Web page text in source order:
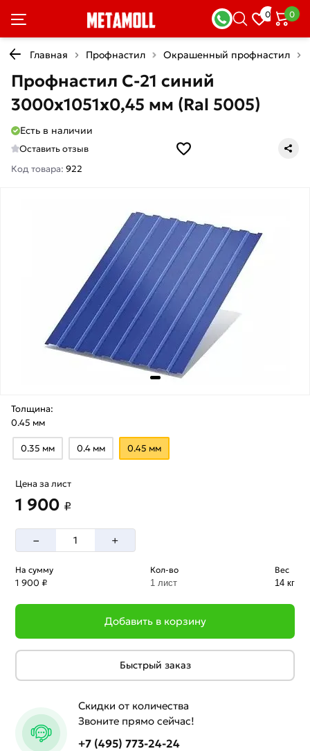
0 0
Главная Профнастил Окрашенный профнастил
Профнастил С-21 синий
3000х1051х0,45 мм (Ral 5005)
Есть в наличии
Оставить отзыв
Код товара: 922
Толщина:
0.45 мм
0.35 мм 0.4 мм 0.45 мм
Цена за лист
1 900 ₽
– +
На сумму
1 900 ₽
Кол-во
1 лист
Вес
14 кг
Добавить в корзину
Быстрый заказ
Скидки от количества
Звоните прямо сейчас!
+7 (495) 773-24-24